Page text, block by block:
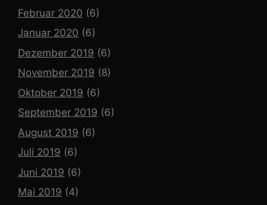
Februar 2020 (6)
Januar 2020 (6)
Dezember 2019 (6)
November 2019 (8)
Oktober 2019 (6)
September 2019 (6)
August 2019 (6)
Juli 2019 (6)
Juni 2019 (6)
Mai 2019 (4)